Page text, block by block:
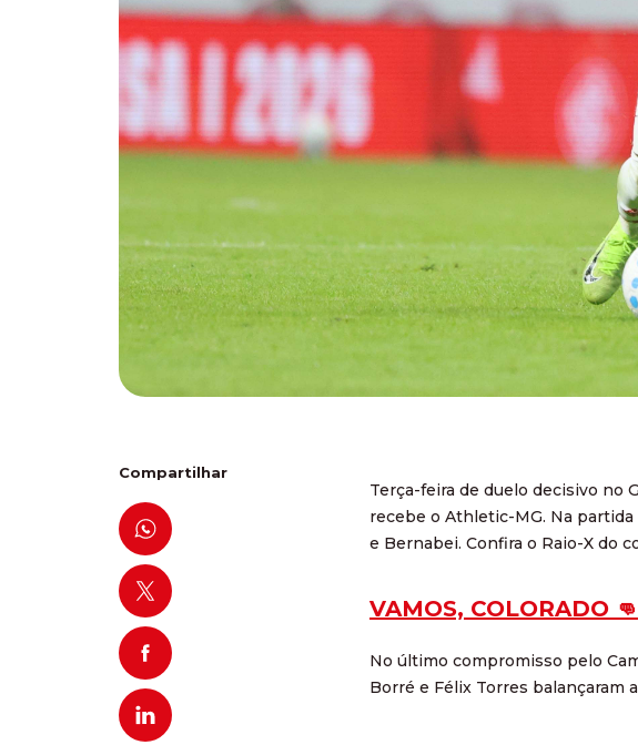
Compartilhar
Terça-feira de duelo decisivo no
recebe o Athletic-MG. Na
e Bernabei. Confira o Raio-X do
VAMOS, COLORADO 👊
No último compromisso pelo
Borré e Félix Torres balançaram